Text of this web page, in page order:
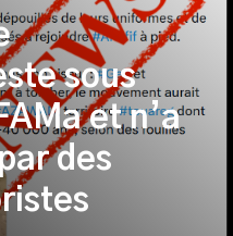
sous
et n’a
des